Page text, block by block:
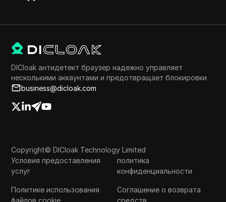
DICloak антидетект браузер надежно управляет
несколькими аккаунтами и предотвращает блокировки
business@dicloak.com
Copyright© DICloak Technology Limited
Условия предоставления
услуг
политика
конфиденциальности
Политике использования
файлов cookie
Соглашение о возврата
средств